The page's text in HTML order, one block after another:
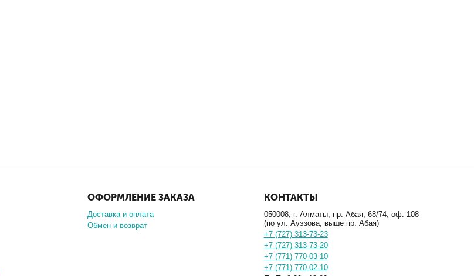
ОФОРМЛЕНИЕ ЗАКАЗА
Доставка и оплата
Обмен и возврат
КОНТАКТЫ
050008, г. Алматы, пр. Абая, 68/74, оф. 108
(по ул. Ауэзова, выше пр. Абая)
+7 (727) 313-73-23
+7 (727) 313-73-20
+7 (771) 770-03-10
+7 (771) 770-02-10